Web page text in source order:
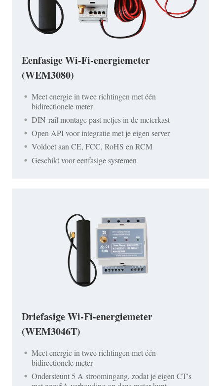
Eenfasige Wi-Fi-energiemeter
(WEM3080)
Meet energie in twee richtingen met één
bidirectionele meter
DIN-rail montage past netjes in de meterkast
Open API voor integratie met je eigen server
Voldoet aan CE, FCC, RoHS en RCM
Geschikt voor eenfasige systemen
Driefasige Wi-Fi-energiemeter
(WEM3046T)
Meet energie in twee richtingen met één
bidirectionele meter
Ondersteunt 5 A stroomingang, zodat je eigen CT's